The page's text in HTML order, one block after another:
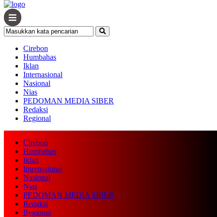
Cirebon
Humbahas
Iklan
Internasional
Nasional
Nias
PEDOMAN MEDIA SIBER
Redaksi
Regional
Cirebon
Humbahas
Iklan
Internasional
Nasional
Nias
PEDOMAN MEDIA SIBER
Redaksi
Regional